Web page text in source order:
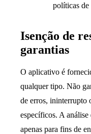
políticas
Isenção de
garantias
O aplicativo é
qualquer tipo. Não
de erros, ininterrupto
específicos. A análise
apenas para fins de